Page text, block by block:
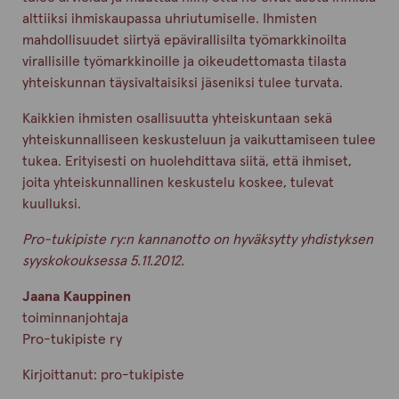
alttiiksi ihmiskaupassa uhriutumiselle. Ihmisten
mahdollisuudet siirtyä epävirallisilta työmarkkinoilta
virallisille työmarkkinoille ja oikeudettomasta tilasta
yhteiskunnan täysivaltaisiksi jäseniksi tulee turvata.
Kaikkien ihmisten osallisuutta yhteiskuntaan sekä
yhteiskunnalliseen keskusteluun ja vaikuttamiseen tulee
tukea. Erityisesti on huolehdittava siitä, että ihmiset,
joita yhteiskunnallinen keskustelu koskee, tulevat
kuulluksi.
Pro-tukipiste ry:n kannanotto on hyväksytty yhdistyksen
syyskokouksessa 5.11.2012.
Jaana Kauppinen
toiminnanjohtaja
Pro-tukipiste ry
Kirjoittanut: pro-tukipiste